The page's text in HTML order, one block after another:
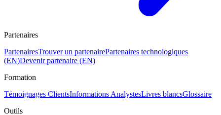
Partenaires
PartenairesTrouver un partenairePartenaires technologiques
(EN)Devenir partenaire (EN)
Formation
Témoignages ClientsInformations AnalystesLivres blancsGlossaire
Outils